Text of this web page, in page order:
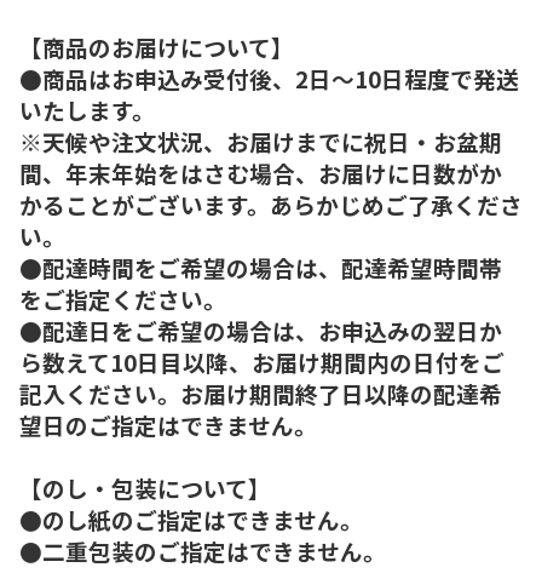
【商品のお届けについて】
●商品はお申込み受付後、2日～10日程度で発送
いたします。
※天候や注文状況、お届けまでに祝日・お盆期
間、年末年始をはさむ場合、お届けに日数がか
かることがございます。あらかじめご了承くださ
い。
●配達時間をご希望の場合は、配達希望時間帯
をご指定ください。
●配達日をご希望の場合は、お申込みの翌日か
ら数えて10日目以降、お届け期間内の日付をご
記入ください。お届け期間終了日以降の配達希
望日のご指定はできません。
【のし・包装について】
●のし紙のご指定はできません。
●二重包装のご指定はできません。